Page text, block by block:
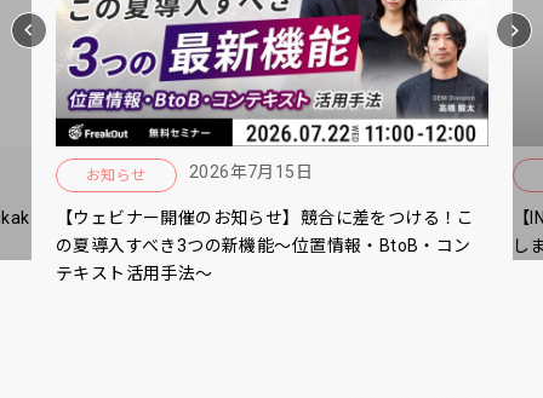
お知らせ 2026年7月15日
【ウェビナー開催のお知らせ】競合に差をつける！こ
の夏導入すべき3つの新機能～位置情報・BtoB・コン
テキスト活用手法～
【
し